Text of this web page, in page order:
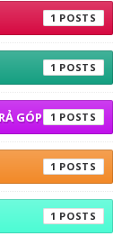
1
1
GÓP 1
1
1